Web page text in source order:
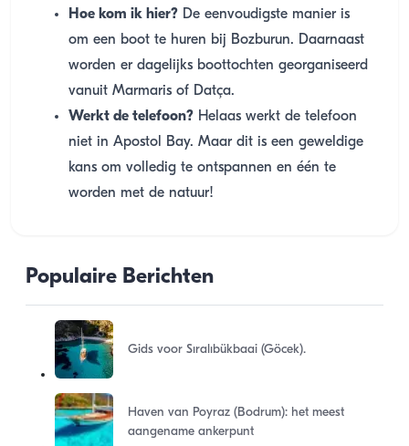
Hoe kom ik hier? De eenvoudigste manier is
om een boot te huren bij Bozburun. Daarnaast
worden er dagelijks boottochten georganiseerd
vanuit Marmaris of Datça.
Werkt de telefoon? Helaas werkt de telefoon
niet in Apostol Bay. Maar dit is een geweldige
kans om volledig te ontspannen en één te
worden met de natuur!
Populaire Berichten
Gids voor Sıralıbükbaai (Göcek).
Haven van Poyraz (Bodrum): het meest
aangename ankerpunt